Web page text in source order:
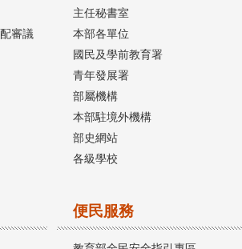
審議
主任秘書室
本部各單位
國民及學前教育署
青年發展署
部屬機構
本部駐境外機構
部史網站
各級學校
便民服務